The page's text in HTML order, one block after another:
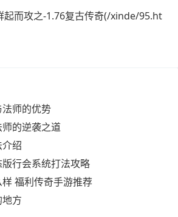
起而攻之-1.76复古传奇(/xinde/95.ht
师的优势
的逆袭之道
绍
版行会系统打法攻略
福利传奇手游推荐
方